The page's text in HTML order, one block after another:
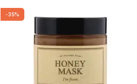
-35%